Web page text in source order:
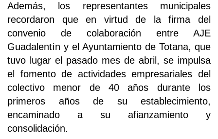
Además, los representantes municipales
recordaron que en virtud de la firma del
convenio de colaboración entre AJE
Guadalentín y el Ayuntamiento de Totana, que
tuvo lugar el pasado mes de abril, se impulsa
el fomento de actividades empresariales del
colectivo menor de 40 años durante los
primeros años de su establecimiento,
encaminado a su afianzamiento y
consolidación.